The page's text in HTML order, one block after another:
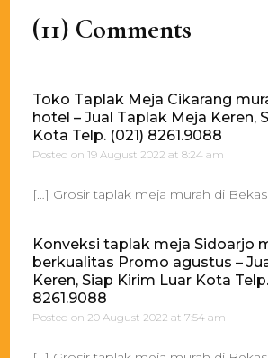
(11) Comments
Toko Taplak Meja Cikarang
hotel – Jual Taplak Meja Keren,
Kota Telp. (021) 8261.9088
Posted on19 August 2022 at 8:24 am
[…] Grosir taplak meja murah di
Konveksi taplak meja Sidoarjo
berkualitas Promo agustus –
Keren, Siap Kirim Luar Kota
8261.9088
Posted on 20 August 2022 at 7:54 am